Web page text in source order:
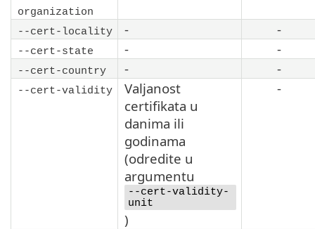
organization
--cert-locality - -
--cert-state - -
--cert-country - -
--cert-validity
Valjanost
certifikata u
danima ili
godinama
(odredite u
argumentu
--cert-validity-
unit
)
-